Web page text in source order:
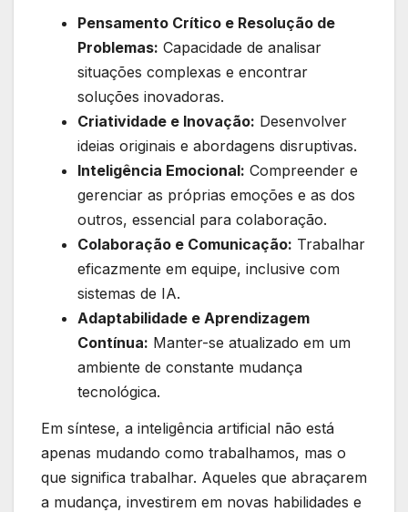
Pensamento Crítico e Resolução de
Problemas: Capacidade de analisar
situações complexas e encontrar
soluções inovadoras.
Criatividade e Inovação: Desenvolver
ideias originais e abordagens disruptivas.
Inteligência Emocional: Compreender e
gerenciar as próprias emoções e as dos
outros, essencial para colaboração.
Colaboração e Comunicação: Trabalhar
eficazmente em equipe, inclusive com
sistemas de IA.
Adaptabilidade e Aprendizagem
Contínua: Manter-se atualizado em um
ambiente de constante mudança
tecnológica.
Em síntese, a inteligência artificial não está
apenas mudando como trabalhamos, mas o
que significa trabalhar. Aqueles que abraçarem
a mudança, investirem em novas habilidades e